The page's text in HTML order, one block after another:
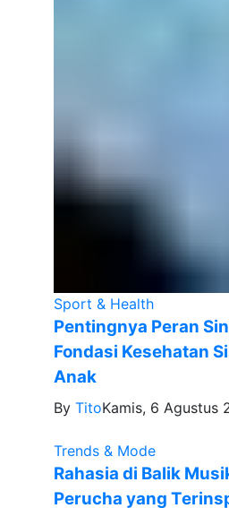
Sport & Health
Pentingnya Peran
Fondasi Kesehatan
Anak
By TitoKamis, 6 Agustus
Trends & Mode
Rahasia di Balik
Perucha yang